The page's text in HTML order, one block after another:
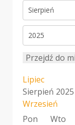
Przejdź do
Lipiec
Sierpień 2025
Wrzesień
Pon
Wto